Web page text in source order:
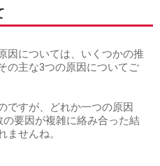
因については、いくつかの推
の主な3つの原因についてご
ですが、どれか一つの原因
要因が複雑に絡み合った結
せんね。